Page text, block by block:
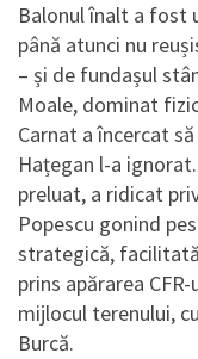
Balonul înalt a fost
până atunci nu
– și de fundașul
Moale, dominat
Carnat a încercat
Hațegan l-a
preluat, a ridicat
Popescu gonind
strategică,
prins apărarea
mijlocul terenului,
Burcă.